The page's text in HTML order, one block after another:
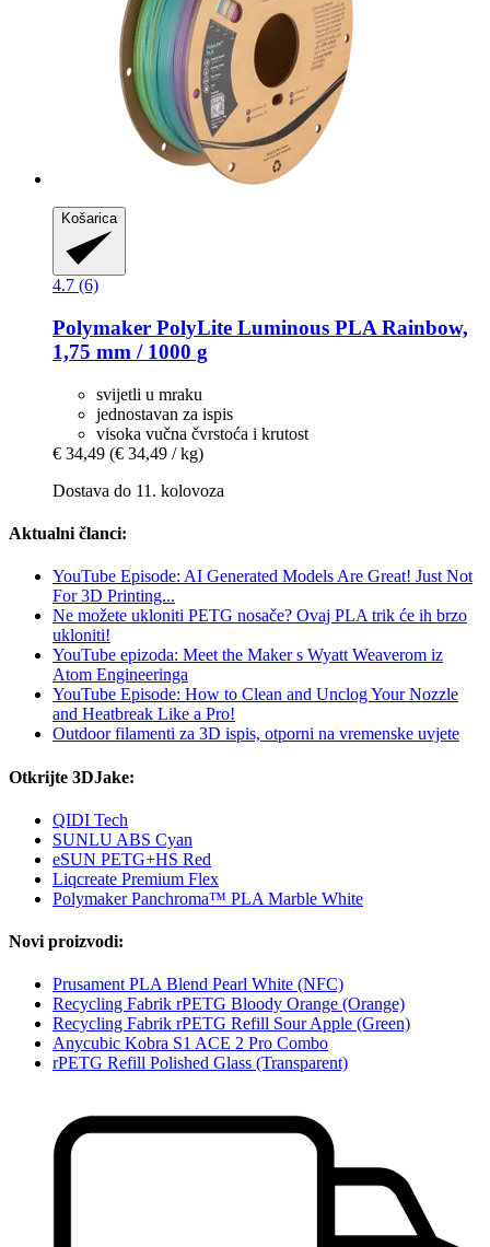
Košarica
4.7 (6)
Polymaker PolyLite Luminous PLA Rainbow,
1,75 mm / 1000 g
svijetli u mraku
jednostavan za ispis
visoka vučna čvrstoća i krutost
€ 34,49 (€ 34,49 / kg)
Dostava do 11. kolovoza
Aktualni članci:
YouTube Episode: AI Generated Models Are Great! Just Not
For 3D Printing...
Ne možete ukloniti PETG nosače? Ovaj PLA trik će ih brzo
ukloniti!
YouTube epizoda: Meet the Maker s Wyatt Weaverom iz
Atom Engineeringa
YouTube Episode: How to Clean and Unclog Your Nozzle
and Heatbreak Like a Pro!
Outdoor filamenti za 3D ispis, otporni na vremenske uvjete
Otkrijte 3DJake:
QIDI Tech
SUNLU ABS Cyan
eSUN PETG+HS Red
Liqcreate Premium Flex
Polymaker Panchroma™ PLA Marble White
Novi proizvodi:
Prusament PLA Blend Pearl White (NFC)
Recycling Fabrik rPETG Bloody Orange (Orange)
Recycling Fabrik rPETG Refill Sour Apple (Green)
Anycubic Kobra S1 ACE 2 Pro Combo
rPETG Refill Polished Glass (Transparent)